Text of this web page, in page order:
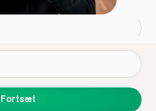
Fortsæt